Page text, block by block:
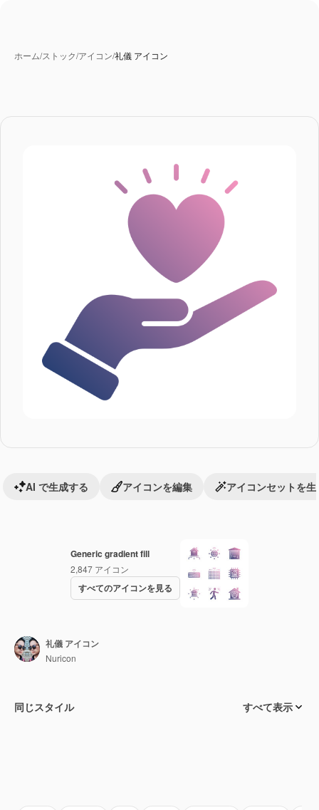
ホーム/ストック/アイコン/礼儀 アイコン
Generic gradient fill
2,847 アイコン
すべてのアイコンを見る
AI で生成する アイコンを編集 アイコンセットを生
礼儀 アイコン
Nuricon
同じスタイル すべて表示